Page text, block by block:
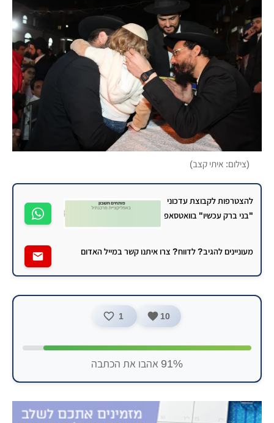
(צילום: איתי קצב)
להצטרפות לקבוצת עדכוני
"בני ברק עכשיו" בוואטסאפ
מעוניינים להגיב? לדווח? צרו איתנו קשר במייל האדום
10
1
91% אהבו את הכתבה